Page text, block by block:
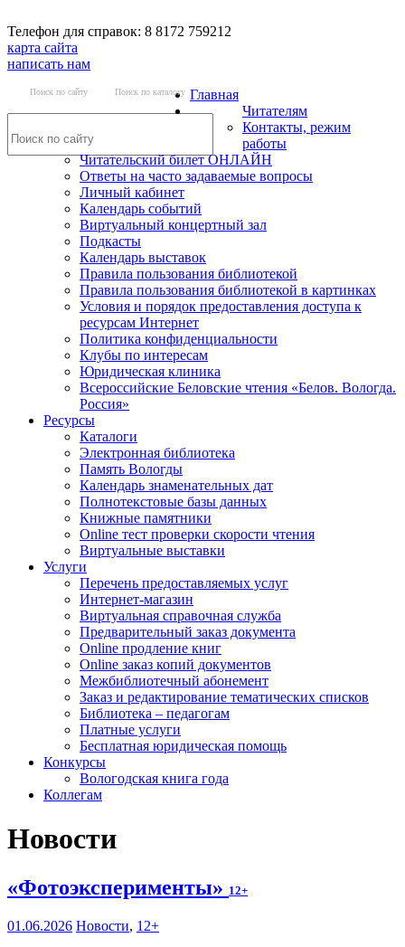
Телефон для справок: 8 8172 759212
карта сайта
написать нам
Поиск по сайту Поиск по каталогу Главная
Читателям
Контакты, режим
работы
Читательский билет ОНЛАЙН
Ответы на часто задаваемые вопросы
Личный кабинет
Календарь событий
Виртуальный концертный зал
Подкасты
Календарь выставок
Правила пользования библиотекой
Правила пользования библиотекой в картинках
Условия и порядок предоставления доступа к
ресурсам Интернет
Политика конфиденциальности
Клубы по интересам
Юридическая клиника
Всероссийские Беловские чтения «Белов. Вологда.
Россия»
Ресурсы
Каталоги
Электронная библиотека
Память Вологды
Календарь знаменательных дат
Полнотекстовые базы данных
Книжные памятники
Online тест проверки скорости чтения
Виртуальные выставки
Услуги
Перечень предоставляемых услуг
Интернет-магазин
Виртуальная справочная служба
Предварительный заказ документа
Online продление книг
Online заказ копий документов
Межбиблиотечный абонемент
Заказ и редактирование тематических списков
Библиотека – педагогам
Платные услуги
Бесплатная юридическая помощь
Конкурсы
Вологодская книга года
Коллегам
Новости
«Фотоэксперименты» 12+
01.06.2026 Новости, 12+